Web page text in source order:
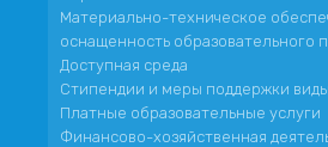
Материально-техническое
оснащенность образовательного
Доступная среда
Стипендии и меры поддержки
Платные образовательные услуги
Финансово-хозяйственная